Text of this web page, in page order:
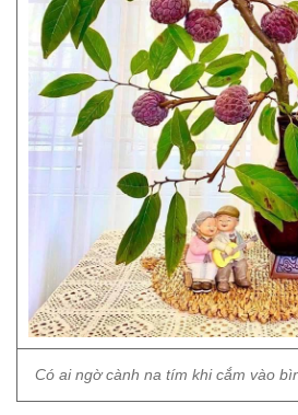
Có ai ngờ cành na tím khi cắm vào